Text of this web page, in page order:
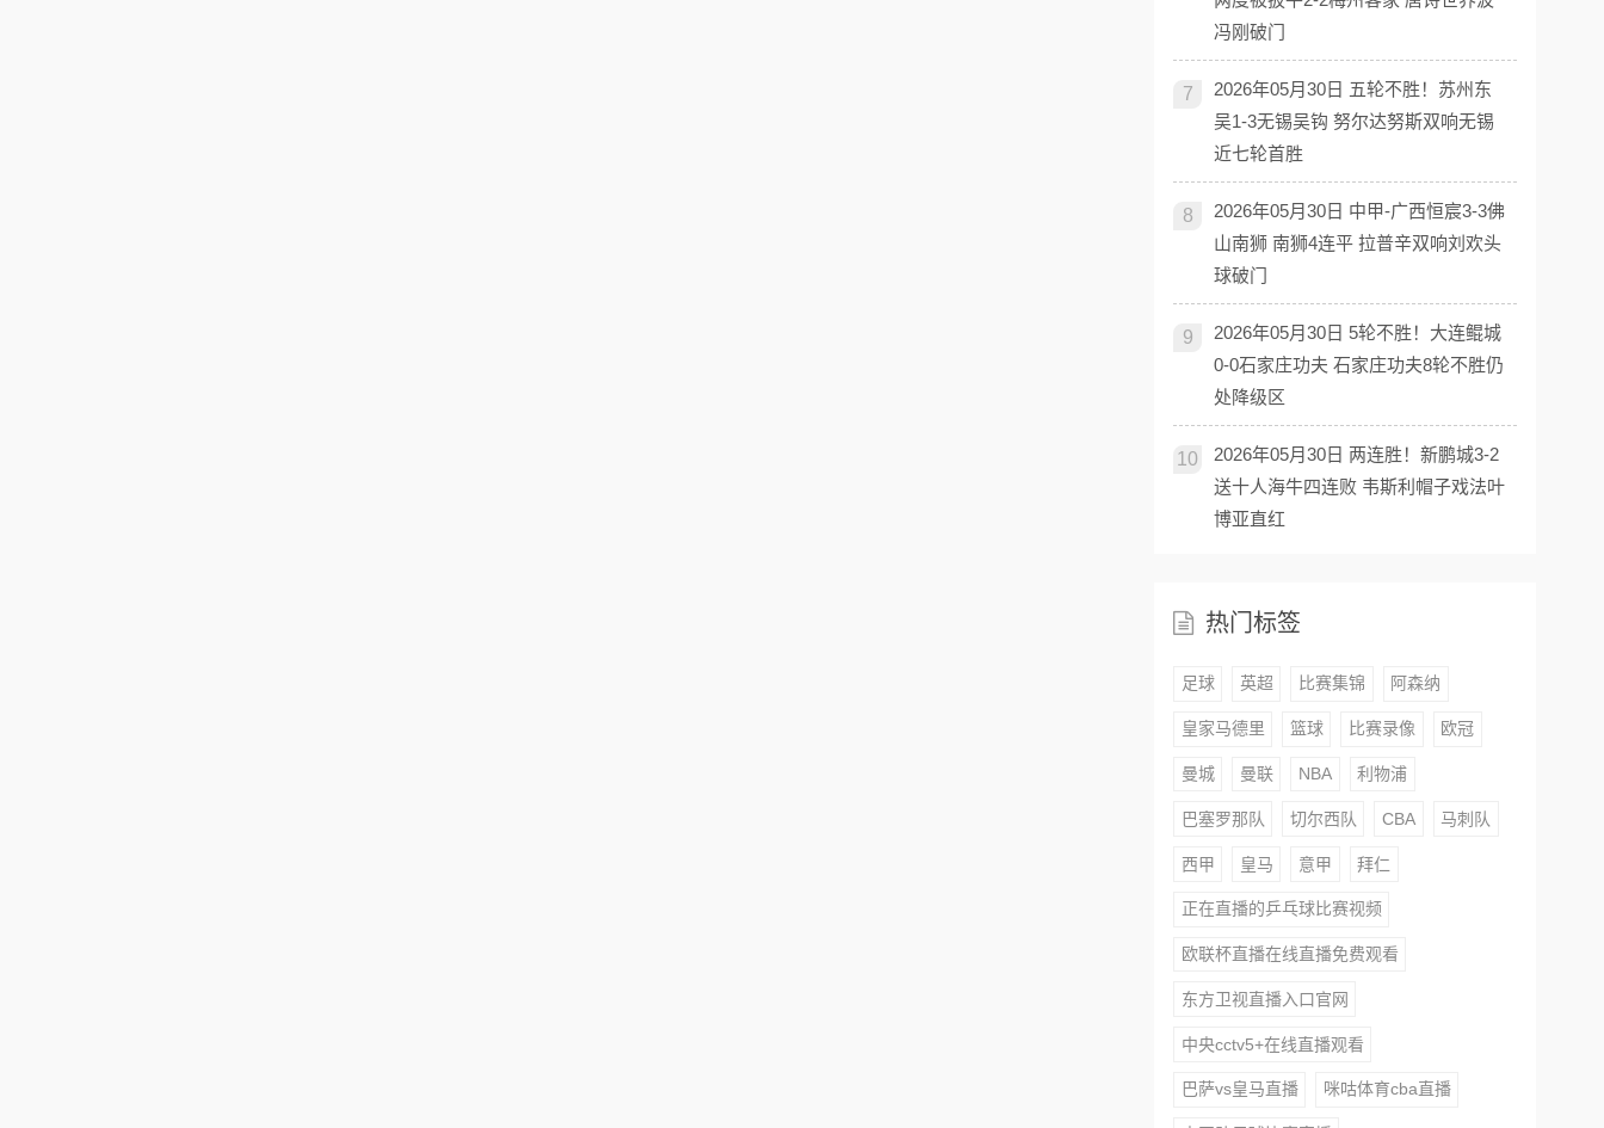
冯刚破门
7
2026年05月30日 五轮不胜！苏州东
吴1-3无锡吴钩 努尔达努斯双响无锡
近七轮首胜
8
2026年05月30日 中甲-广西恒宸3-3佛
山南狮 南狮4连平 拉普辛双响刘欢头
球破门
9
2026年05月30日 5轮不胜！大连鲲城
0-0石家庄功夫 石家庄功夫8轮不胜仍
处降级区
10
2026年05月30日 两连胜！新鹏城3-2
送十人海牛四连败 韦斯利帽子戏法叶
博亚直红
热门标签
足球 英超 比赛集锦 阿森纳
皇家马德里 篮球 比赛录像 欧冠
曼城 曼联 NBA 利物浦
巴塞罗那队 切尔西队 CBA 马刺队
西甲 皇马 意甲 拜仁
正在直播的乒乓球比赛视频
欧联杯直播在线直播免费观看
东方卫视直播入口官网
中央cctv5+在线直播观看
巴萨vs皇马直播 咪咕体育cba直播